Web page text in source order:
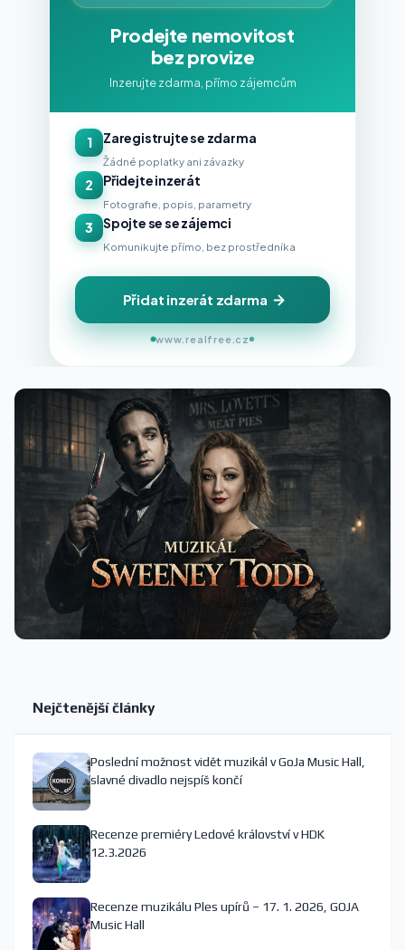
Prodejte nemovitost
bez provize
Inzerujte zdarma, přímo zájemcům
1 Zaregistrujte se zdarma
Žádné poplatky ani závazky
2 Přidejte inzerát
Fotografie, popis, parametry
3 Spojte se se zájemci
Komunikujte přímo, bez prostředníka
Přidat inzerát zdarma
www.realfree.cz
Nejčtenější články
Poslední možnost vidět muzikál v GoJa Music Hall,
slavné divadlo nejspíš končí
Recenze premiéry Ledové království v HDK
12.3.2026
Recenze muzikálu Ples upírů – 17. 1. 2026, GOJA
Music Hall